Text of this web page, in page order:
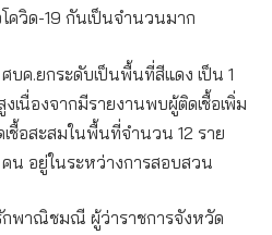
โควิด-19 กันเป็นจำนวนมาก
บค.ยกระดับเป็นพื้นที่สีแดง เป็น 1
เนื่องจากมีรายงานพบผู้ติดเชื้อเพิ่ม
ชื้อสะสมในพื้นที่จำนวน 12 ราย
น อยู่ในระหว่างการสอบสวน
กพาณิชมณี ผู้ว่าราชการจังหวัด